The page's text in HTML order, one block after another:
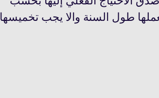
طول السنة والا يجب تخميسها